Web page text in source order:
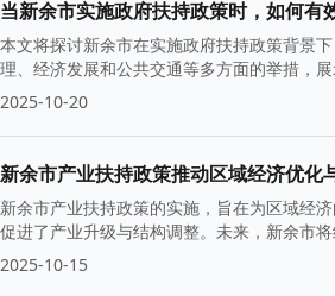
当新余市实施政府扶持政策时，如何有
本文将探讨新余市在实施政府扶持政策背景
理、经济发展和公共交通等多方面的举措，
2025-10-20
新余市产业扶持政策推动区域经济优化
新余市产业扶持政策的实施，旨在为区域经
促进了产业升级与结构调整。未来，新余市
2025-10-15